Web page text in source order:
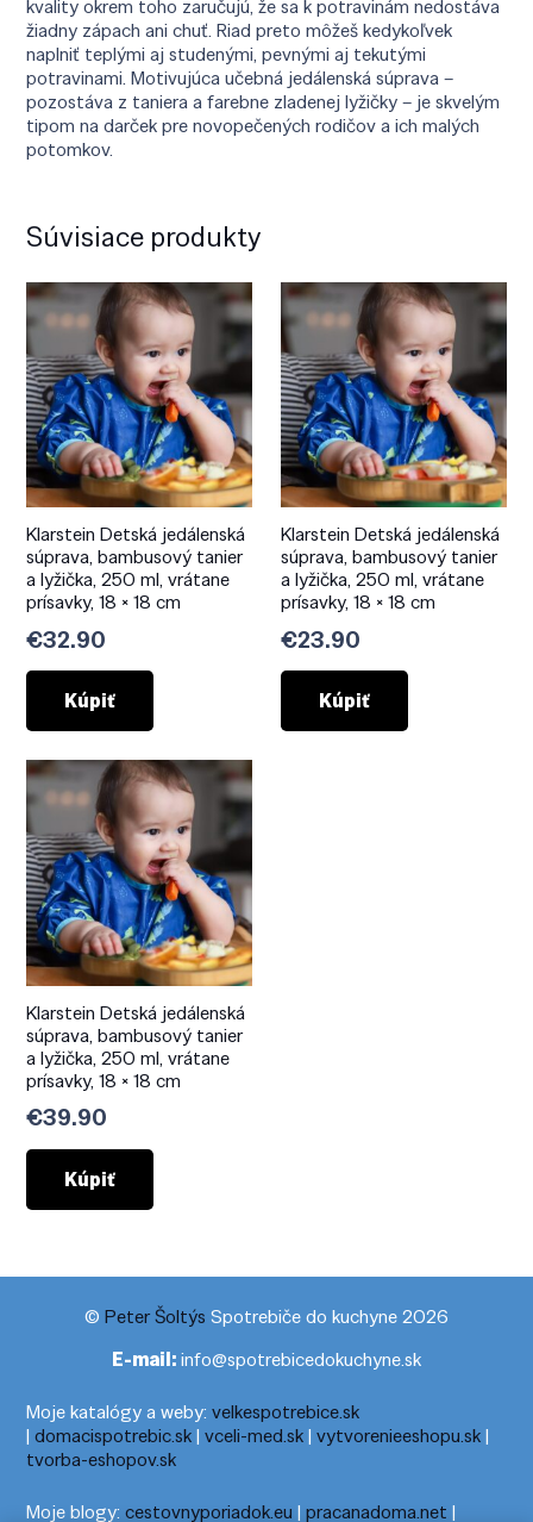
kvality okrem toho zaručujú, že sa k potravinám nedostáva
žiadny zápach ani chuť. Riad preto môžeš kedykoľvek
naplniť teplými aj studenými, pevnými aj tekutými
potravinami. Motivujúca učebná jedálenská súprava –
pozostáva z taniera a farebne zladenej lyžičky – je skvelým
tipom na darček pre novopečených rodičov a ich malých
potomkov.
Súvisiace produkty
Klarstein Detská jedálenská
súprava, bambusový tanier
a lyžička, 250 ml, vrátane
prísavky, 18 × 18 cm
€32.90
Kúpiť
Klarstein Detská jedálenská
súprava, bambusový tanier
a lyžička, 250 ml, vrátane
prísavky, 18 × 18 cm
€23.90
Kúpiť
Klarstein Detská jedálenská
súprava, bambusový tanier
a lyžička, 250 ml, vrátane
prísavky, 18 × 18 cm
€39.90
Kúpiť
© Peter Šoltýs Spotrebiče do kuchyne 2026
E-mail:info@spotrebicedokuchyne.sk
Moje katalógy a weby:velkespotrebice.sk
|domacispotrebic.sk|vceli-med.sk|vytvorenieeshopu.sk|
tvorba-eshopov.sk
Moje blogy:cestovnyporiadok.eu |pracanadoma.net |